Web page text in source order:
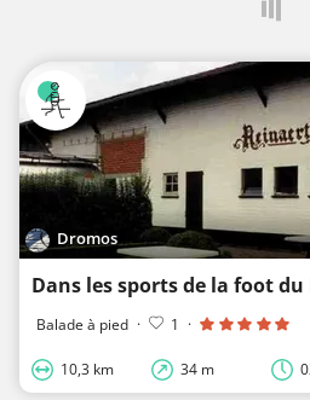
Dromos
Dans les sports de la foot du
Balade à pied · 1 ·
10,3 km 34 m